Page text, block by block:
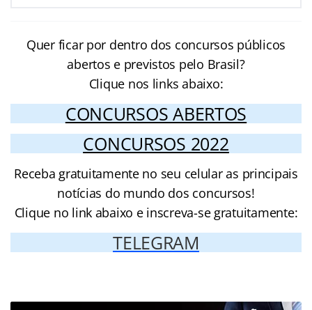
Quer ficar por dentro dos concursos públicos
abertos e previstos pelo Brasil?
Clique nos links abaixo:
CONCURSOS ABERTOS
CONCURSOS 2022
Receba gratuitamente no seu celular as principais
notícias do mundo dos concursos!
Clique no link abaixo e inscreva-se gratuitamente:
TELEGRAM